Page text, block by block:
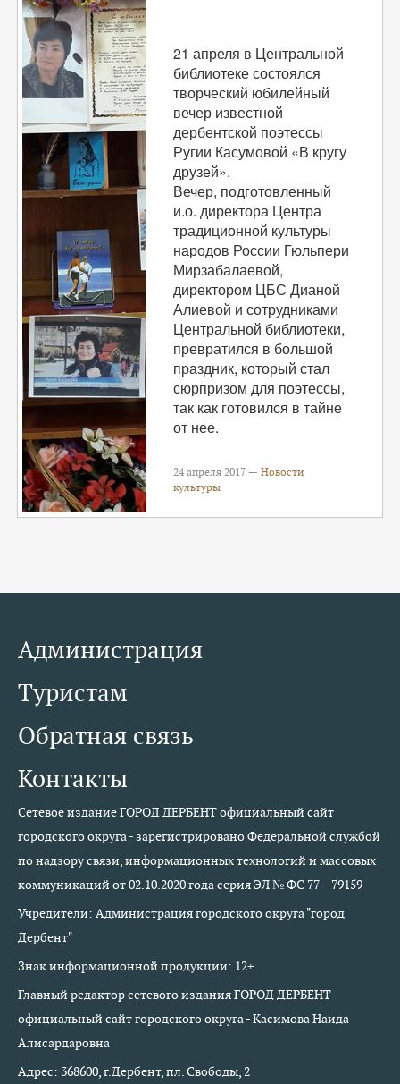
21 апреля в Центральной
библиотеке состоялся
творческий юбилейный
вечер известной
дербентской поэтессы
Ругии Касумовой «В кругу
друзей».
Вечер, подготовленный
и.о. директора Центра
традиционной культуры
народов России Гюльпери
Мирзабалаевой,
директором ЦБС Дианой
Алиевой и сотрудниками
Центральной библиотеки,
превратился в большой
праздник, который стал
сюрпризом для поэтессы,
так как готовился в тайне
от нее.
24 апреля 2017 —Новости
культуры
Администрация
Туристам
Обратная связь
Контакты
Сетевое издание ГОРОД ДЕРБЕНТ официальный сайт
городского округа - зарегистрировано Федеральной службой
по надзору связи, информационных технологий и массовых
коммуникаций от 02.10.2020 года серия ЭЛ № ФС 77 – 79159
Учредители: Администрация городского округа "город
Дербент"
Знак информационной продукции: 12+
Главный редактор сетевого издания ГОРОД ДЕРБЕНТ
официальный сайт городского округа - Касимова Наида
Алисардаровна
Адрес: 368600, г.Дербент, пл. Свободы, 2